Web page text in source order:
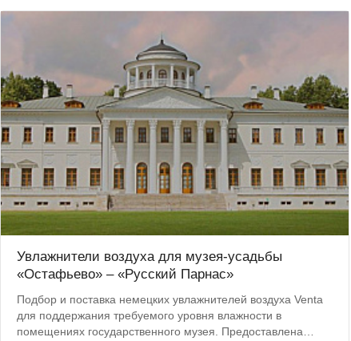
Увлажнители воздуха для музея-усадьбы
«Остафьево» – «Русский Парнас»
Подбор и поставка немецких увлажнителей воздуха Venta
для поддержания требуемого уровня влажности в
помещениях государственного музея. Предоставлена